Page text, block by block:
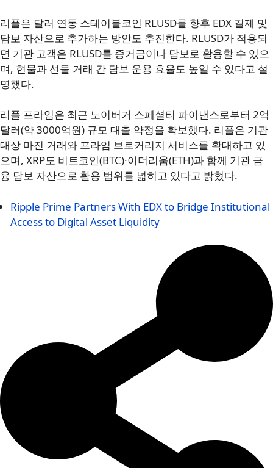
리플은 달러 연동 스테이블코인 RLUSD를 향후 EDX 결제 및
담보 자산으로 추가하는 방안도 추진한다. RLUSD가 적용되
면 기관 고객은 RLUSD를 증거금이나 담보로 활용할 수 있으
며, 현물과 선물 거래 간 담보 운용 효율도 높일 수 있다고 설
명했다.
리플 프라임은 최근 노이버거 스페셜티 파이낸스로부터 2억
달러(약 3000억원) 규모 대출 약정을 확보했다. 리플은 기관
대상 마진 거래와 프라임 브로커리지 서비스를 확대하고 있
으며, XRP도 비트코인(BTC)·이더리움(ETH)과 함께 기관 금
융 담보 자산으로 활용 범위를 넓히고 있다고 밝혔다.
Ripple Prime Partners With EDX to Bridge Institutional
Access to Digital Asset Liquidity